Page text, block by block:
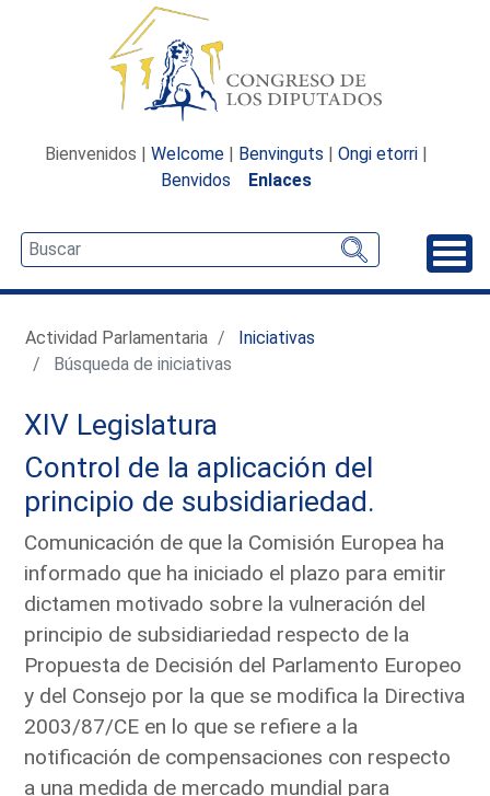
Bienvenidos | Welcome | Benvinguts | Ongi etorri |
Benvidos
Enlaces
Actividad Parlamentaria
Iniciativas
Búsqueda de iniciativas
XIV Legislatura
Control de la aplicación del
principio de subsidiariedad.
Comunicación de que la Comisión Europea ha
informado que ha iniciado el plazo para emitir
dictamen motivado sobre la vulneración del
principio de subsidiariedad respecto de la
Propuesta de Decisión del Parlamento Europeo
y del Consejo por la que se modifica la Directiva
2003/87/CE en lo que se refiere a la
notificación de compensaciones con respecto
a una medida de mercado mundial para